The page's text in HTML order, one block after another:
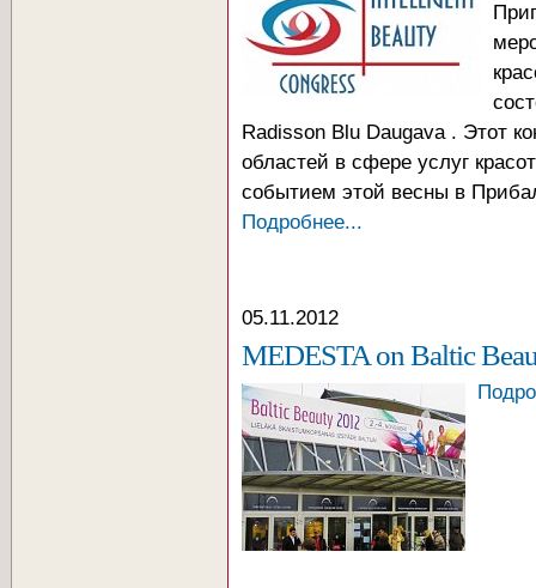
Radisson Blu Daugava . Этот
областей в сфере услуг
событием этой весны в
Подробнее...
05.11.2012
MEDESTA on Baltic